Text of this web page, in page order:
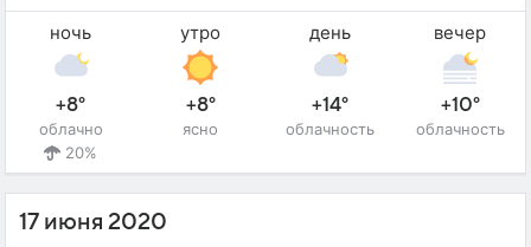
ночь
+8°
облачно
20%
утро
+8°
ясно
день
+14°
облачность
вечер
+10°
облачность
17 июня 2020